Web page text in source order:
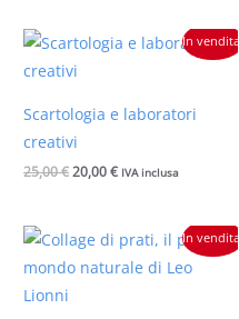
In vendita!
Scartologia e laboratori
creativi
25,00€
Il
prezzo
originale
25,00 €.
20,00€
Il
prezzo
20,00 €.
IVA inclusa
In vendita!
Il
prezzo
originale
Il
prezzo
attuale